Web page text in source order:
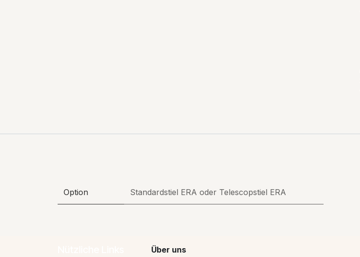
Option Standardstiel ERA oder Telescopstiel ERA
Über uns